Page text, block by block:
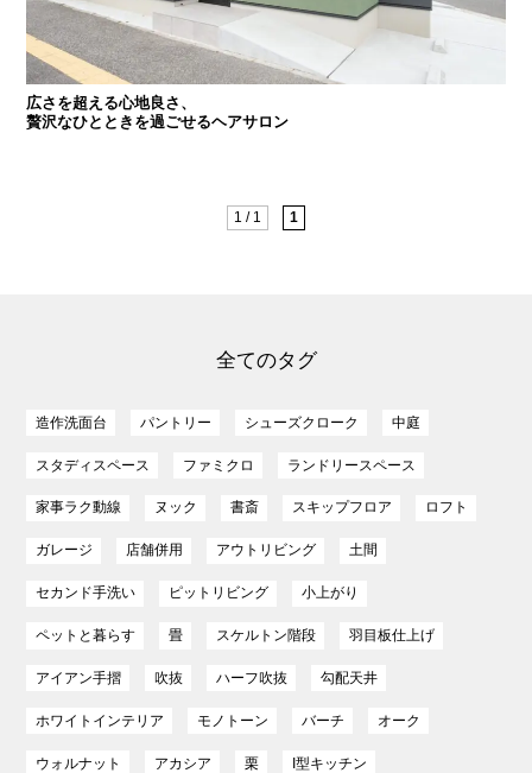
広さを超える心地良さ、
贅沢なひとときを過ごせるヘアサロン
1 / 1 1
全てのタグ
造作洗面台 パントリー シューズクローク 中庭
スタディスペース ファミクロ ランドリースペース
家事ラク動線 ヌック 書斎 スキップフロア ロフト
ガレージ 店舗併用 アウトリビング 土間
セカンド手洗い ピットリビング 小上がり
ペットと暮らす 畳 スケルトン階段 羽目板仕上げ
アイアン手摺 吹抜 ハーフ吹抜 勾配天井
ホワイトインテリア モノトーン バーチ オーク
ウォルナット アカシア 栗 I型キッチン